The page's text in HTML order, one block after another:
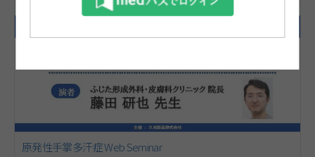
原発性手掌多汗症 Web Seminar